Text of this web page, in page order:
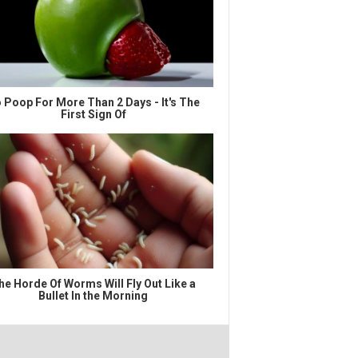
Poop For More Than 2 Days - It's The
First Sign Of
Horde Of Worms Will Fly Out Like a
Bullet In the Morning